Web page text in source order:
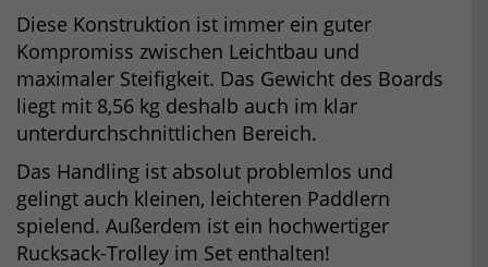
Diese Konstruktion ist immer ein guter
Kompromiss zwischen Leichtbau und
maximaler Steifigkeit. Das Gewicht des Boards
liegt mit 8,56 kg deshalb auch im klar
unterdurchschnittlichen Bereich.
Das Handling ist absolut problemlos und
gelingt auch kleinen, leichteren Paddlern
spielend. Außerdem ist ein hochwertiger
Rucksack-Trolley im Set enthalten!